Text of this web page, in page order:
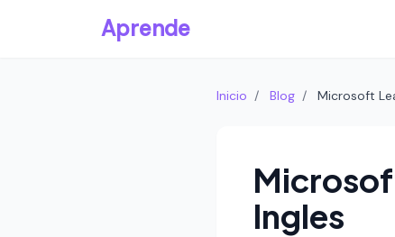
Aprende
Inicio / Blog / Microsoft
Ingles